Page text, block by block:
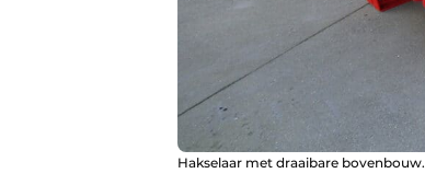
Hakselaar met draaibare bovenbouw.